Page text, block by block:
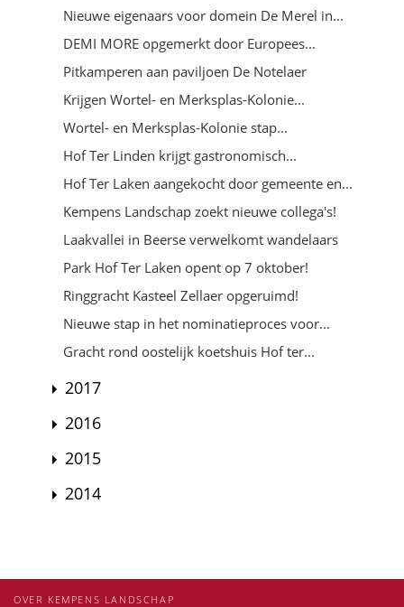
Nieuwe eigenaars voor domein De Merel in...
DEMI MORE opgemerkt door Europees...
Pitkamperen aan paviljoen De Notelaer
Krijgen Wortel- en Merksplas-Kolonie...
Wortel- en Merksplas-Kolonie stap...
Hof Ter Linden krijgt gastronomisch...
Hof Ter Laken aangekocht door gemeente en...
Kempens Landschap zoekt nieuwe collega's!
Laakvallei in Beerse verwelkomt wandelaars
Park Hof Ter Laken opent op 7 oktober!
Ringgracht Kasteel Zellaer opgeruimd!
Nieuwe stap in het nominatieproces voor...
Gracht rond oostelijk koetshuis Hof ter...
2017
2016
2015
2014
OVER KEMPENS LANDSCHAP